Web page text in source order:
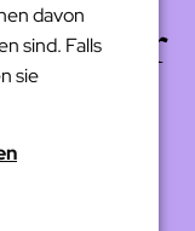
davon
sind. Falls
sie